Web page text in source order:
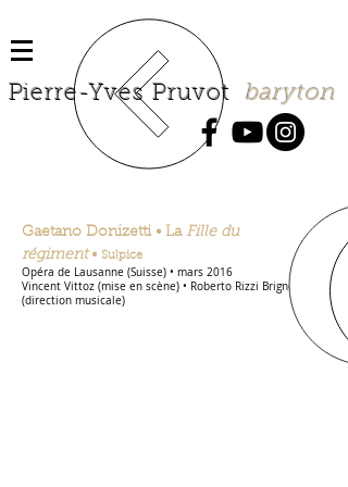
Pierre-Yves Pruvot baryton
Gaetano Donizetti • LaFille du
régiment • Sulpice
Opéra de Lausanne (Suisse) • mars 2016
Vincent Vittoz (mise en scène) • Roberto Rizzi Brignoli
(direction musicale)